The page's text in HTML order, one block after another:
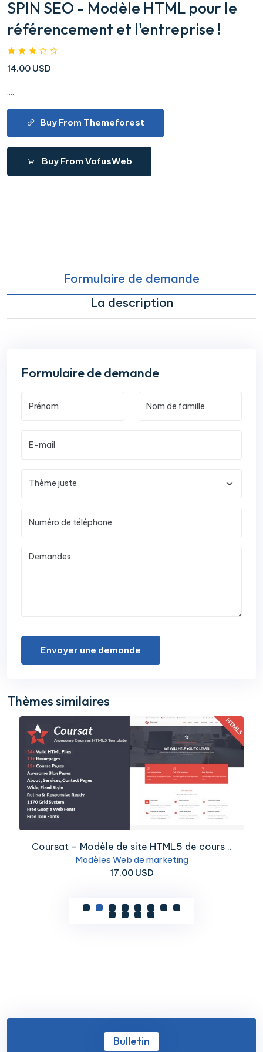
SPIN SEO - Modèle HTML pour le
référencement et l'entreprise !
14.00 USD
....
Buy From Themeforest
Buy From VofusWeb
Formulaire de demande
La description
Formulaire de demande
Envoyer une demande
Thèmes similaires
Coursat – Modèle de site HTML5 de cours ..
Modèles Web de marketing
17.00 USD
Bulletin